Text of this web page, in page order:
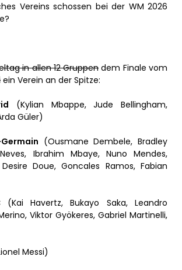
Vereins schossen bei der WM 2026
in allen 12 Gruppendem Finale vom
ein Verein an der Spitze:
(Kylian Mbappe, Jude Bellingham,
Güler)
(Ousmane Dembele, Bradley
Ibrahim Mbaye, Nuno Mendes,
Doue, Goncales Ramos, Fabian
(Kai Havertz, Bukayo Saka, Leandro
Viktor Gyökeres, Gabriel Martinelli,
Messi)